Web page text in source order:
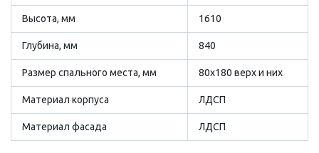
Высота, мм 1610
Глубина, мм 840
Размер cпального места, мм 80х180 верх и них
Материал корпуса ЛДСП
Материал фасада ЛДСП